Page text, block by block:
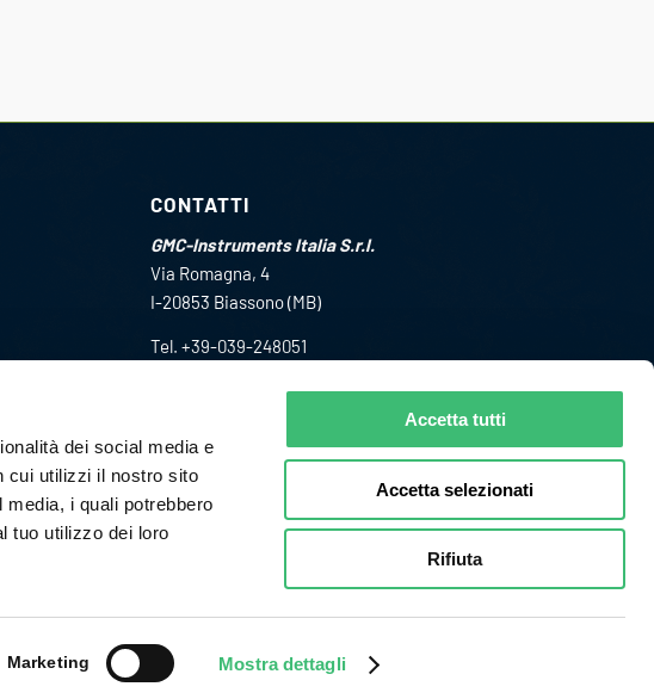
dei social media e
cui utilizzi il nostro sito
i quali potrebbero
tuo utilizzo dei loro
Marketing Mostra dettagli
Accetta tutti
Accetta selezionati
Rifiuta
CONTATTI
GMC-Instruments Italia S.r.l.
Via Romagna, 4
I-20853 Biassono (MB)
Tel. +39-039-248051